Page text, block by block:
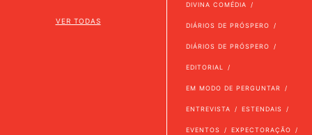
VER TODAS
DIVINA COMÉDIA
DIÁRIOS DE PRÓSPERO
DIÁRIOS DE PRÓSPERO
EDITORIAL
EM MODO DE PERGUNTAR
ENTREVISTA ESTENDAIS
EVENTOS EXPECTORAÇÃO